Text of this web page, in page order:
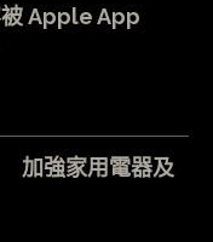
Apple App
加強家用電器及